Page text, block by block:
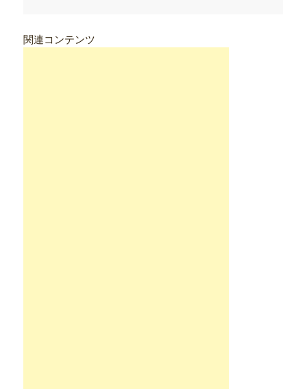
関連コンテンツ